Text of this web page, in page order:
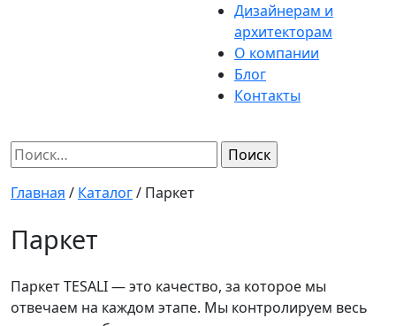
Дизайнерам и
архитекторам
О компании
Блог
Контакты
Найти:
Главная / Каталог/ Паркет
Паркет
Паркет TESALI — это качество, за которое мы
отвечаем на каждом этапе. Мы контролируем весь